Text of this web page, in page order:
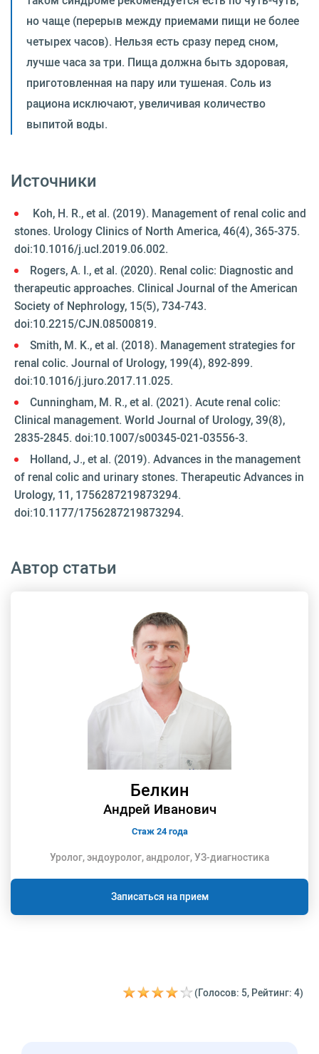
но чаще (перерыв между приемами пищи не более
четырех часов). Нельзя есть сразу перед сном,
лучше часа за три. Пища должна быть здоровая,
приготовленная на пару или тушеная. Соль из
рациона исключают, увеличивая количество
выпитой воды.
Источники
Koh, H. R., et al. (2019). Management of renal colic and
stones. Urology Clinics of North America, 46(4), 365-375.
doi:10.1016/j.ucl.2019.06.002.
Rogers, A. I., et al. (2020). Renal colic: Diagnostic and
therapeutic approaches. Clinical Journal of the American
Society of Nephrology, 15(5), 734-743.
doi:10.2215/CJN.08500819.
Smith, M. K., et al. (2018). Management strategies for
renal colic. Journal of Urology, 199(4), 892-899.
doi:10.1016/j.juro.2017.11.025.
Cunningham, M. R., et al. (2021). Acute renal colic:
Clinical management. World Journal of Urology, 39(8),
2835-2845. doi:10.1007/s00345-021-03556-3.
Holland, J., et al. (2019). Advances in the management
of renal colic and urinary stones. Therapeutic Advances in
Urology, 11, 1756287219873294.
doi:10.1177/1756287219873294.
Автор статьи
Белкин
Андрей Иванович
Стаж 24 года
Уролог, эндоуролог, андролог, УЗ-диагностика
Записаться на прием
(Голосов: 5, Рейтинг: 4)